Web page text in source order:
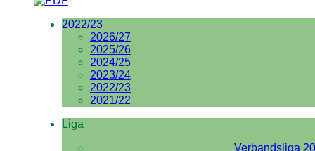
2022/23
2026/27
2025/26
2024/25
2023/24
2022/23
2021/22
Liga
Verbandsliga